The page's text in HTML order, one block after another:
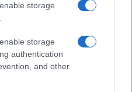
storage
storage
authentication
and other